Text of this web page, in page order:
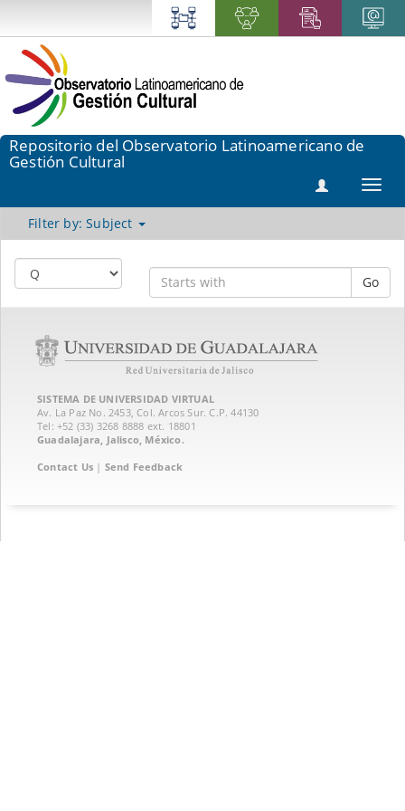
Repositorio del Observatorio Latinoamericano de
Gestión Cultural
Filter by: Subject
Go
SISTEMA DE UNIVERSIDAD VIRTUAL
Av. La Paz No. 2453, Col. Arcos Sur. C.P. 44130
Tel: +52 (33) 3268 8888‏ ext. 18801
Guadalajara, Jalisco, México.
Contact Us | Send Feedback